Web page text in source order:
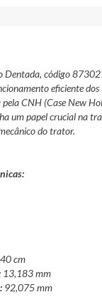
Dentada, código
eficiente
CNH (Case New
um papel crucial na
do trator.
cm
13,183 mm
92,075 mm